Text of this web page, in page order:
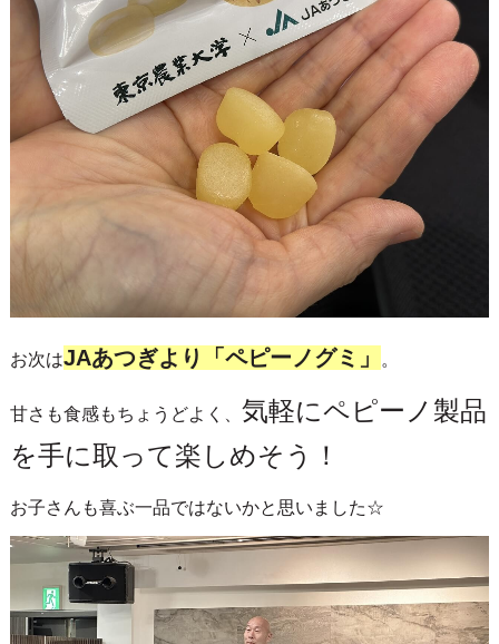
お次はJAあつぎより「ペピーノグミ」 。
甘さも食感もちょうどよく、 気軽にペピーノ製品
を手に取って楽しめそう！
お子さんも喜ぶ一品ではないかと思いました☆